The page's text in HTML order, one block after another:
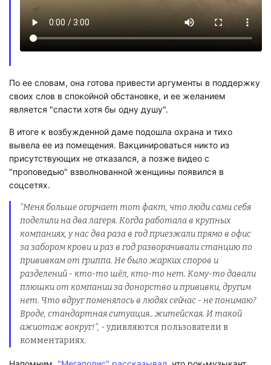
По ее словам, она готова привести аргументы в поддержку
своих слов в спокойной обстановке, и ее желанием
является "спасти хотя бы одну душу".
В итоге к возбужденной даме подошла охрана и тихо
вывела ее из помещения. Вакцинироваться никто из
присутствующих не отказался, а позже видео с
"проповедью" взволнованной женщины появился в
соцсетях.
"Меня больше огорчает тот факт, что люди сами себя
поделили на два лагеря. Когда работала в крупных
компаниях, у нас два раза в год приезжали прямо в офис
за забором крови и раз в год разворачивали станцию по
прививкам от гриппа. Не было жарких споров и
разделений - кто-то шёл, кто-то нет. Кому-то давали
плюшки от компании за донорство и прививки, другим
нет. Что вдруг поменялось в людях сейчас - не понимаю?
Вроде, стандартная ситуация.. житейская. И такой
ажиотаж вокруг!", - удивляются пользователи в
комментариях.